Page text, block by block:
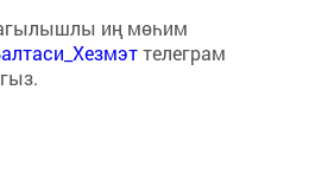
иң мөһим
телеграм